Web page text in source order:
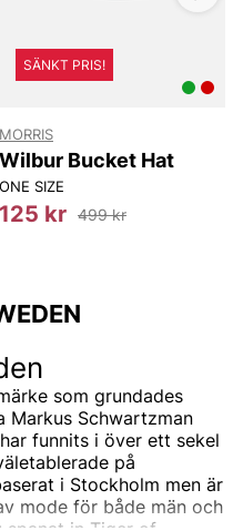
SÄNKT PRIS!
MORRIS
Wilbur Bucket Hat
ONE SIZE
125 kr 499 kr
som grundades
Markus Schwartzman
funnits i över ett sekel
på
i Stockholm men är
mode för både män och